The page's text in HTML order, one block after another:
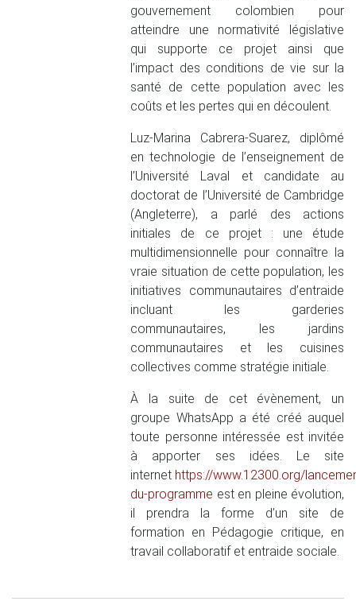
gouvernement colombien pour
atteindre une normativité législative
qui supporte ce projet ainsi que
l’impact des conditions de vie sur la
santé de cette population avec les
coûts et les pertes qui en découlent.
Luz-Marina Cabrera-Suarez, diplômé
en technologie de l’enseignement de
l’Université Laval et candidate au
doctorat de l’Université de Cambridge
(Angleterre), a parlé des actions
initiales de ce projet : une étude
multidimensionnelle pour connaître la
vraie situation de cette population, les
initiatives communautaires d’entraide
incluant les garderies
communautaires, les jardins
communautaires et les cuisines
collectives comme stratégie initiale.
À la suite de cet évènement, un
groupe WhatsApp a été créé auquel
toute personne intéressée est invitée
à apporter ses idées. Le site
internet https://www.12300.org/
du-programme est en pleine évolution,
il prendra la forme d’un site de
formation en Pédagogie critique, en
travail collaboratif et entraide sociale.